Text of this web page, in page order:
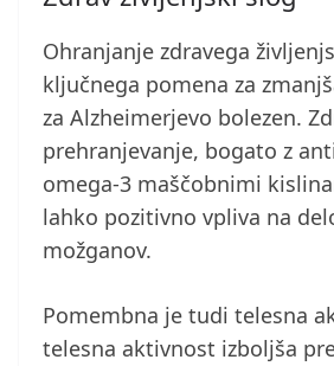
Ohranjanje zdravega
ključnega pomena za
za Alzheimerjevo bolezen.
prehranjevanje, bogato z
omega-3 maščobnimi
lahko pozitivno vpliva na
možganov.
Pomembna je tudi telesna
telesna aktivnost izboljša